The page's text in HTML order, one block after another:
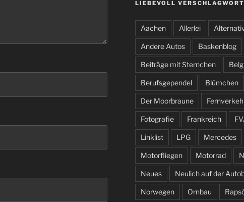
LIEBEVOLL
Aachen Allerlei
Andere Autos Baskenblog
Beiträge mit Sternchen
Berufsgependel Blümchen
Der Moorbraune
Fotografie Frankreich
Linklist LPG Mercedes
Motorfliegen Motorrad
Neues Neulich auf der
Norwegen Ornbau